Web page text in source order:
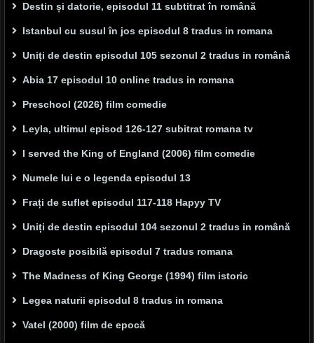
Destin și datorie, episodul 11 subtitrat în română
Istanbul cu susul în jos episodul 8 tradus in romana
Uniți de destin episodul 105 sezonul 2 tradus in română
Abia 17 episodul 10 online tradus in romana
Preschool (2026) film comedie
Leyla, ultimul episod 126-127 subitrat romana tv
I served the King of England (2006) film comedie
Numele lui e o legenda episodul 13
Frați de suflet episodul 117-118 Hapyy TV
Uniți de destin episodul 104 sezonul 2 tradus in română
Dragoste posibilă episodul 7 tradus romana
The Madness of King George (1994) film istoric
Legea naturii episodul 8 tradus in romana
Vatel (2000) film de epocă